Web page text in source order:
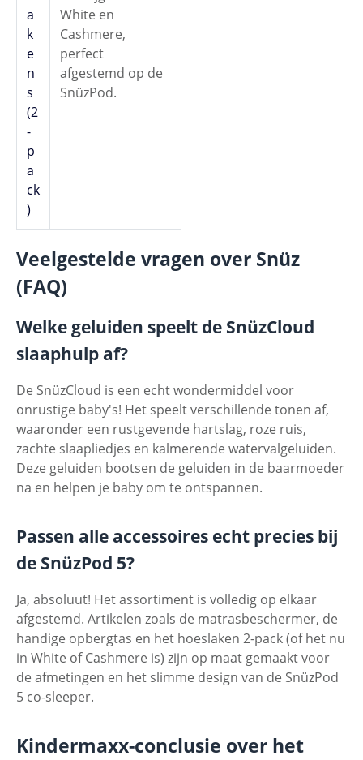
a
k
e
n
s
(2
-
p
a
ck
)
White en
Cashmere,
perfect
afgestemd op de
SnüzPod.
Veelgestelde vragen over Snüz
(FAQ)
Welke geluiden speelt de SnüzCloud
slaaphulp af?
De SnüzCloud is een echt wondermiddel voor
onrustige baby's! Het speelt verschillende tonen af,
waaronder een rustgevende hartslag, roze ruis,
zachte slaapliedjes en kalmerende watervalgeluiden.
Deze geluiden bootsen de geluiden in de baarmoeder
na en helpen je baby om te ontspannen.
Passen alle accessoires echt precies bij
de SnüzPod 5?
Ja, absoluut! Het assortiment is volledig op elkaar
afgestemd. Artikelen zoals de matrasbeschermer, de
handige opbergtas en het hoeslaken 2-pack (of het nu
in White of Cashmere is) zijn op maat gemaakt voor
de afmetingen en het slimme design van de SnüzPod
5 co-sleeper.
Kindermaxx-conclusie over het